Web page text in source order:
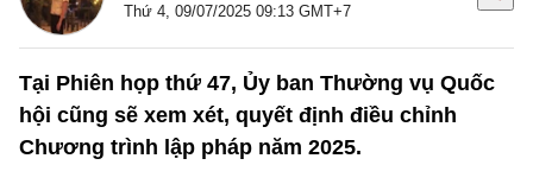
Thứ 4, 09/07/2025 09:13 GMT+7
Tại Phiên họp thứ 47, Ủy ban Thường vụ Quốc
hội cũng sẽ xem xét, quyết định điều chỉnh
Chương trình lập pháp năm 2025.